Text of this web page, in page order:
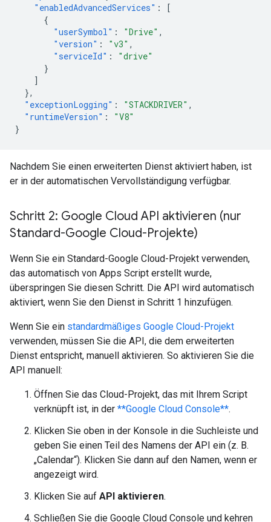
"enabledAdvancedServices" :
[
{
"userSymbol" : "Drive" ,
"version" : "v3" ,
"serviceId" :
"drive"
}
]
},
"exceptionLogging" : "STACKDRIVER" ,
"runtimeVersion" :
"V8"
}
Nachdem Sie einen erweiterten Dienst aktiviert haben, ist
er in der automatischen Vervollständigung verfügbar.
Schritt 2: Google Cloud API aktivieren (nur
Standard-Google Cloud-Projekte)
Wenn Sie ein Standard-Google Cloud-Projekt verwenden,
das automatisch von Apps Script erstellt wurde,
überspringen Sie diesen Schritt. Die API wird automatisch
aktiviert, wenn Sie den Dienst in Schritt 1 hinzufügen.
Wenn Sie ein standardmäßiges Google Cloud-Projekt
verwenden, müssen Sie die API, die dem erweiterten
Dienst entspricht, manuell aktivieren. So aktivieren Sie die
API manuell:
Öffnen Sie das Cloud-Projekt, das mit Ihrem Script
verknüpft ist, in der **Google Cloud Console**.
Klicken Sie oben in der Konsole in die Suchleiste und
geben Sie einen Teil des Namens der API ein (z. B.
„Calendar“). Klicken Sie dann auf den Namen, wenn er
angezeigt wird.
Klicken Sie auf API aktivieren.
Schließen Sie die Google Cloud Console und kehren